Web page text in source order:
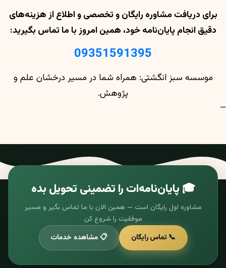
برای دریافت مشاوره رایگان و تخصصی و اطلاع از هزینه‌های
دقیق انجام پایان‌نامه خود، همین امروز با ما تماس بگیرید:
09351591395
موسسه سبز انگشتی: همراه شما در مسیر درخشان علم و
پژوهش.
—
🎓 پایان‌نامه‌ات را تضمینی تحویل بده
مشاوره اول رایگان است — همین الان با ما تماس بگیر و مسیر
موفقیت را شروع کن
📞 تماس رایگان
📋 مشاهده خدمات